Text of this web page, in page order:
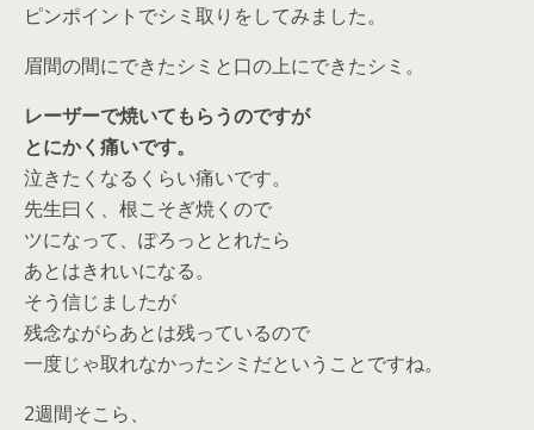
ピンポイントでシミ取りをしてみました。
眉間の間にできたシミと口の上にできたシミ。
レーザーで焼いてもらうのですが
とにかく痛いです。
泣きたくなるくらい痛いです。
先生曰く、根こそぎ焼くので
ツになって、ぽろっととれたら
あとはきれいになる。
そう信じましたが
残念ながらあとは残っているので
一度じゃ取れなかったシミだということですね。
2週間そこら、